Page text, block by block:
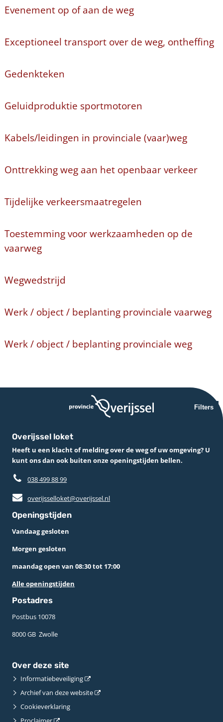
Evenement op of aan de weg
Exceptioneel transport over de weg, ontheffing
Gedenkteken
Geluidproduktie sportmotoren
Kabels/leidingen in provinciale (vaar)weg
Onttrekking weg aan het openbaar verkeer
Tijdelijke verkeersmaatregelen
Toestemming voor werkzaamheden op de
vaarweg
Wegwedstrijd
Werk / object / beplanting provinciale vaarweg
Werk / object / beplanting provinciale weg
Filters
Overijssel loket
Heeft u een klacht of melding over de weg of uw omgeving? U
kunt ons dan ook buiten onze openingstijden bellen.
038 499 88 99
overijsselloket@overijssel.nl
Openingstijden
Vandaag gesloten
Morgen gesloten
maandag open van 08:30 tot 17:00
Alle openingstijden
Postadres
Postbus 10078 ­
8000 GB ­ Zwolle
Over deze site
Informatiebeveiliging
Archief van deze website
Cookieverklaring